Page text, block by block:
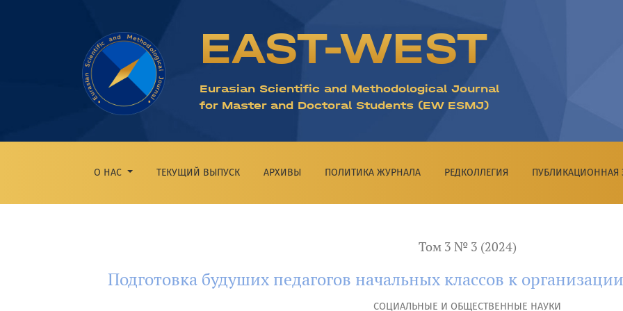
Подготовка будуших педагогов начальных классов к организации фасилитаторской работы
EAST-WEST
Eurasian Scientific and Methodological Journal
for Master and Doctoral Students (EW ESMJ)
О НАС ТЕКУЩИЙ ВЫПУСК АРХИВЫ ПОЛИТИКА ЖУРНАЛА РЕДКОЛЛЕГИЯ ПУБЛИКАЦИОННАЯ
Том 3 № 3 (2024)
Подготовка будуших педагогов начальных классов к
CОЦИАЛЬНЫЕ И ОБЩЕСТВЕННЫЕ НАУКИ